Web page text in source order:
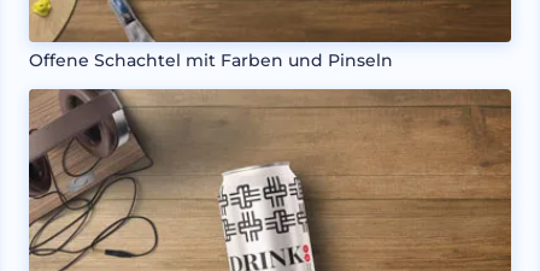
Offene Schachtel mit Farben und Pinseln